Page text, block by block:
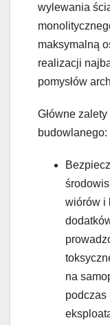
wylewania
maksymalną
realizacji
pomysłów
Główne
budowlanego:
wiórów i
na
podczas